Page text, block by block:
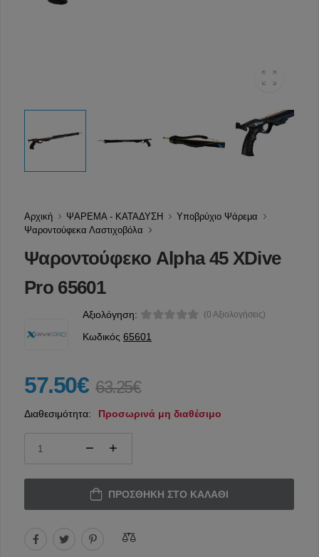
Αρχική ΨΑΡΕΜΑ - ΚΑΤΑΔΥΣΗ
Υποβρύχιο Ψάρεμα
Ψαροντούφεκα Λαστιχοβόλα
Ψαροντούφεκο Alpha 45 XDive
Pro 65601
Αξιολόγηση: (0 Αξιολογήσεις)
Κωδικός 65601
57.50€ 63.25€
Διαθεσιμότητα: Προσωρινά μη διαθέσιμο
ΠΡΟΣΘΉΚΗ ΣΤΟ ΚΑΛΆΘΙ